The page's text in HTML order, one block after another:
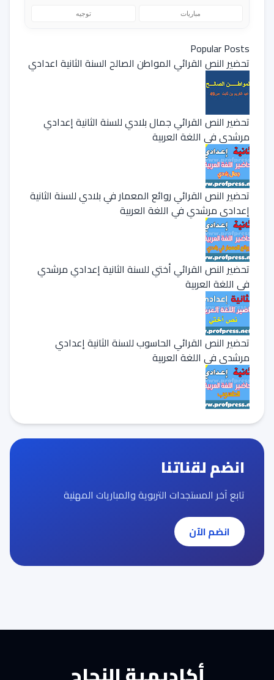
مباريات توجيه
Popular Posts
تحضير النص القرائي المواطن الصالح السنة الثانية اعدادي
تحضير النص القرائي جمال بلادي للسنة الثانية إعدادي
مرشدي في اللغة العربية
تحضير النص القرائي روائع المعمار في بلادي للسنة الثانية
إعدادي مرشدي في اللغة العربية
تحضير النص القرائي أختي للسنة الثانية إعدادي مرشدي
في اللغة العربية
تحضير النص القرائي الحاسوب للسنة الثانية إعدادي
مرشدي في اللغة العربية
انضم لقناتنا
تابع آخر المستجدات التربوية والمباريات المهنية
انضم الآن